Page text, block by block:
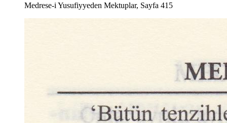
Medrese-i Yusufiyyeden Mektuplar, Sayfa 415